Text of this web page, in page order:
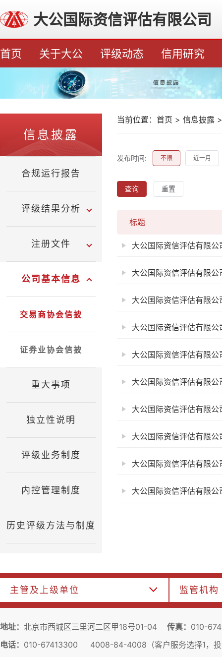
大公国际资信评估有限公司
首页 关于大公 评级动态 信用研究
信息披露
合规运行报告
评级结果分析
注册文件
公司基本信息
交易商协会信披
证券业协会信披
重大事项
独立性说明
评级业务制度
内控管理制度
历史评级方法与制度
当前位置： 首页 > 信息披露
发布时间: 不限 近一月
查询 重置
标题
大公国际资信评估有限
大公国际资信评估有限
大公国际资信评估有限
大公国际资信评估有限
大公国际资信评估有限
大公国际资信评估有限
大公国际资信评估有限
大公国际资信评估有限
大公国际资信评估有限
大公国际资信评估有限
主管及上级单位 监管机构
地址： 北京市西城区三里河二区甲18号01-04 传真： 010-
电话： 010-67413300 4008-84-4008（客户服务选择1，投